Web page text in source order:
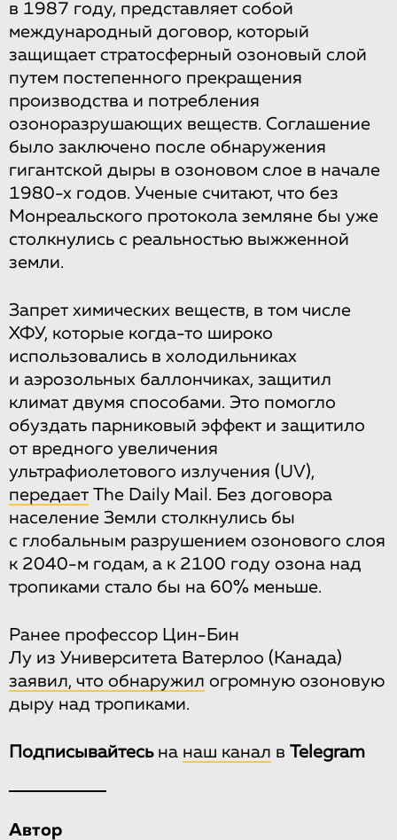
в 1987 году, представляет собой
международный договор, который
защищает стратосферный озоновый слой
путем постепенного прекращения
производства и потребления
озоноразрушающих веществ. Соглашение
было заключено после обнаружения
гигантской дыры в озоновом слое в начале
1980-х годов. Ученые считают, что без
Монреальского протокола земляне бы уже
столкнулись с реальностью выжженной
земли.
Запрет химических веществ, в том числе
ХФУ, которые когда-то широко
использовались в холодильниках
и аэрозольных баллончиках, защитил
климат двумя способами. Это помогло
обуздать парниковый эффект и защитило
от вредного увеличения
ультрафиолетового излучения (UV),
передает The Daily Mail. Без договора
население Земли столкнулись бы
с глобальным разрушением озонового слоя
к 2040-м годам, а к 2100 году озона над
тропиками стало бы на 60% меньше.
Ранее профессор Цин-Бин
Лу из Университета Ватерлоо (Канада)
заявил, что обнаружил огромную озоновую
дыру над тропиками.
Подписывайтесьна наш канал в Telegram
Автор